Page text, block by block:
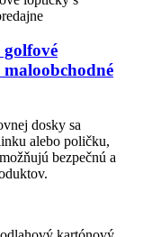
dosky sa
alebo poličku,
bezpečnú a